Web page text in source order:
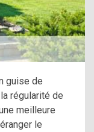
guise de
régularité de
meilleure
le